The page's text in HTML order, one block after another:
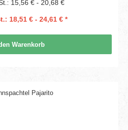
15,56 € - 20,68 €
18,51 € - 24,61 € *
Warenkorb